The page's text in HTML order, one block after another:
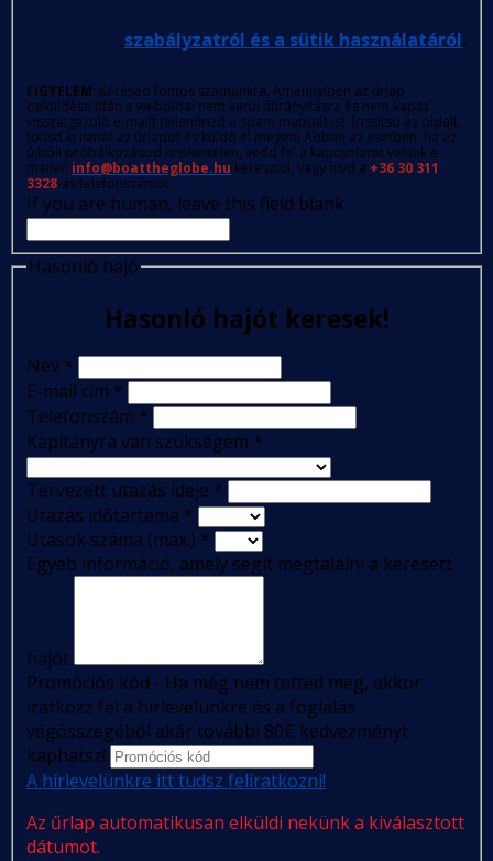
szabályzatról és a sütik használatáról.
FIGYELEM: Kérésed fontos számunkra. Amennyiben az űrlap
beküldése után a weboldal nem kerül átirányításra és nem kapsz
visszaigazoló e-mailt (ellenőrizd a spam mappát is), frissítsd az oldalt,
töltsd ki ismét az űrlapot és küldd el megint! Abban az esetben, ha az
újbóli próbálkozásod is sikertelen, vedd fel a kapcsolatot velünk e-
mailen info@boattheglobe.hu keresztül, vagy hívd a +36 30 311
3328-as telefonszámot.
If you are human, leave this field blank.
Hasonló hajó
Hasonló hajót keresek!
Név *
E-mail cím *
Telefonszám *
Kapitányra van szükségem *
Tervezett utazás ideje *
Utazás időtartama *
Utasok száma (max.) *
Egyéb információ, amely segít megtalálni a keresett
hajót
Promóciós kód - Ha még nem tetted meg, akkor
iratkozz fel a hírlevelünkre és a foglalás
végösszegéből akár további 80€ kedvezményt
kaphatsz!
A hírlevelünkre itt tudsz feliratkozni!
Az űrlap automatikusan elküldi nekünk a kiválasztott
dátumot.